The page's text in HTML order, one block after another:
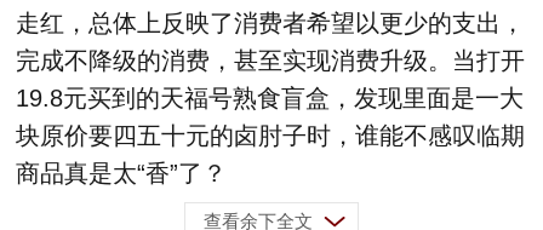
走红，总体上反映了消费者希望以更少的支出，
完成不降级的消费，甚至实现消费升级。当打开
19.8元买到的天福号熟食盲盒，发现里面是一大
块原价要四五十元的卤肘子时，谁能不感叹临期
商品真是太“香”了？
查看余下全文